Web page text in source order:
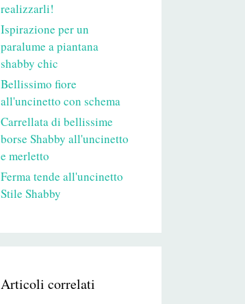
realizzarli!
Ispirazione per un
paralume a piantana
shabby chic
Bellissimo fiore
all'uncinetto con schema
Carrellata di bellissime
borse Shabby all'uncinetto
e merletto
Ferma tende all'uncinetto
Stile Shabby
Articoli correlati